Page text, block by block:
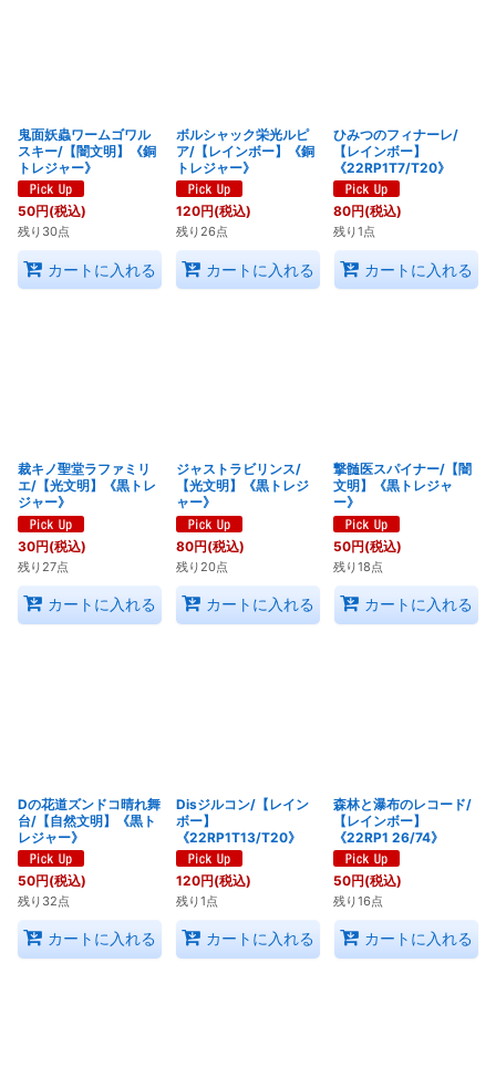
鬼面妖蟲ワームゴワル
スキー/【闇文明】《銅
トレジャー》
50円(税込)
残り30点
カートに入れる
ボルシャック栄光ルピ
ア/【レインボー】《銅
トレジャー》
120円(税込)
残り26点
カートに入れる
ひみつのフィナーレ/
【レインボー】
《22RP1T7/T20》
80円(税込)
残り1点
カートに入れる
裁キノ聖堂ラファミリ
エ/【光文明】《黒トレ
ジャー》
30円(税込)
残り27点
カートに入れる
ジャストラビリンス/
【光文明】《黒トレジ
ャー》
80円(税込)
残り20点
カートに入れる
撃髄医スパイナー/【闇
文明】《黒トレジャ
ー》
50円(税込)
残り18点
カートに入れる
Dの花道ズンドコ晴れ舞
台/【自然文明】《黒ト
レジャー》
50円(税込)
残り32点
カートに入れる
Disジルコン/【レイン
ボー】
《22RP1T13/T20》
120円(税込)
残り1点
カートに入れる
森林と瀑布のレコード/
【レインボー】
《22RP1 26/74》
50円(税込)
残り16点
カートに入れる